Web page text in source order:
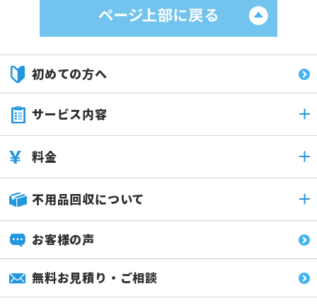
初めての方へ
サービス内容
料金
不用品回収について
お客様の声
無料お見積り・ご相談